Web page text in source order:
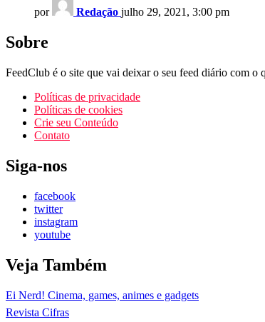
por Redação julho 29, 2021, 3:00 pm
Sobre
FeedClub é o site que vai deixar o seu feed diário com o
Políticas de privacidade
Políticas de cookies
Crie seu Conteúdo
Contato
Siga-nos
facebook
twitter
instagram
youtube
Veja Também
Ei Nerd! Cinema, games, animes e gadgets
Revista Cifras